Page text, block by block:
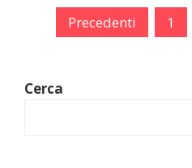
Precedenti 1
Cerca